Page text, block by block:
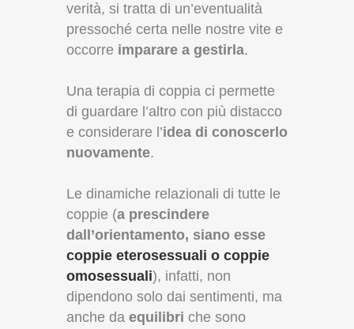
verità, si tratta di un’eventualità
pressoché certa nelle nostre vite e
occorre imparare a gestirla.
Una terapia di coppia ci permette
di guardare l’altro con più distacco
e considerare l’idea di conoscerlo
nuovamente.
Le dinamiche relazionali di tutte le
coppie (a prescindere
dall’orientamento, siano esse
coppie eterosessuali o coppie
omosessuali), infatti, non
dipendono solo dai sentimenti, ma
anche da equilibri che sono